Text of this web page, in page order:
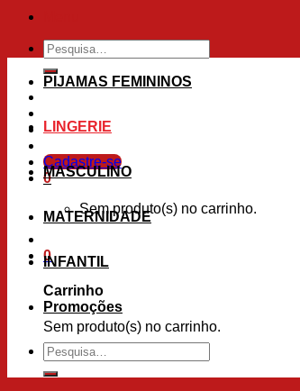
Pesquisar
por:
Cadastre-se
0
Sem produto(s) no carrinho.
0
Carrinho
Sem produto(s) no carrinho.
PIJAMAS FEMININOS
LINGERIE
MASCULINO
MATERNIDADE
INFANTIL
Promoções
Pesquisar
por: